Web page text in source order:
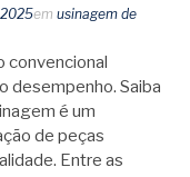
em usinagem de
convencional
desempenho. Saiba
é um
de peças
Entre as